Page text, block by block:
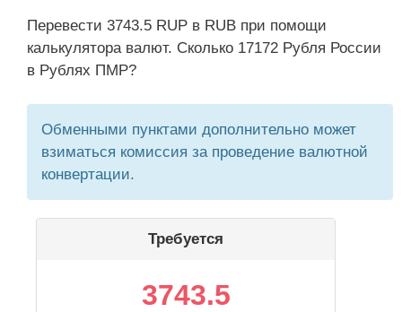
Перевести 3743.5 RUP в RUB при помощи
калькулятора валют. Сколько 17172 Рубля России
в Рублях ПМР?
Обменными пунктами дополнительно может
взиматься комиссия за проведение валютной
конвертации.
Требуется
3743.5